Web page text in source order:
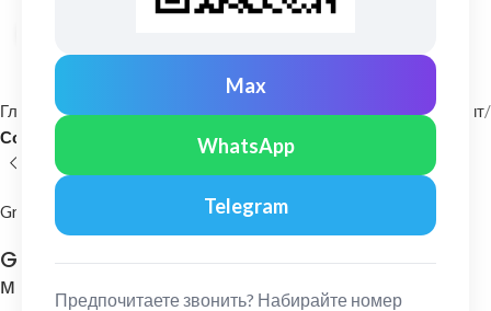
Max
WhatsApp
Telegram
Предпочитаете звонить? Набирайте номер
Главная Фасадные материалы Металлический сайдинг и софит
Софит
Grand Line
Grand Line: Софит без перфорации Satin 0,5
мм Ral 7024